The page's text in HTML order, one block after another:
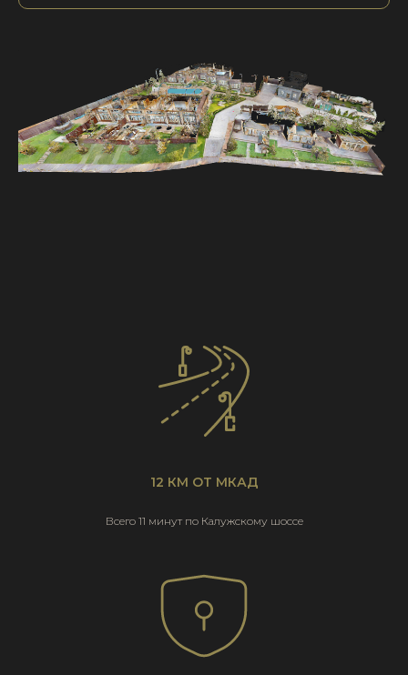
12 КМ ОТ МКАД
Всего 11 минут по Калужскому шоссе